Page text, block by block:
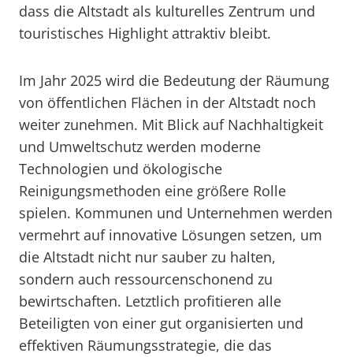
dass die Altstadt als kulturelles Zentrum und
touristisches Highlight attraktiv bleibt.
Im Jahr 2025 wird die Bedeutung der Räumung
von öffentlichen Flächen in der Altstadt noch
weiter zunehmen. Mit Blick auf Nachhaltigkeit
und Umweltschutz werden moderne
Technologien und ökologische
Reinigungsmethoden eine größere Rolle
spielen. Kommunen und Unternehmen werden
vermehrt auf innovative Lösungen setzen, um
die Altstadt nicht nur sauber zu halten,
sondern auch ressourcenschonend zu
bewirtschaften. Letztlich profitieren alle
Beteiligten von einer gut organisierten und
effektiven Räumungsstrategie, die das